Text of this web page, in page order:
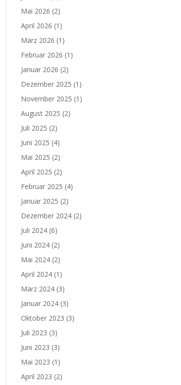
Mai 2026 (2)
April 2026 (1)
März 2026 (1)
Februar 2026 (1)
Januar 2026 (2)
Dezember 2025 (1)
November 2025 (1)
August 2025 (2)
Juli 2025 (2)
Juni 2025 (4)
Mai 2025 (2)
April 2025 (2)
Februar 2025 (4)
Januar 2025 (2)
Dezember 2024 (2)
Juli 2024 (6)
Juni 2024 (2)
Mai 2024 (2)
April 2024 (1)
März 2024 (3)
Januar 2024 (3)
Oktober 2023 (3)
Juli 2023 (3)
Juni 2023 (3)
Mai 2023 (1)
April 2023 (2)